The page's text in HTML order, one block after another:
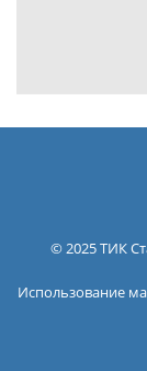
© 2025 ТИК
Использование